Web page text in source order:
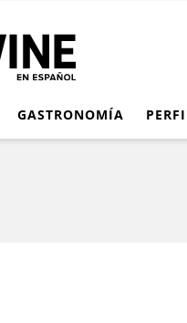
GASTRONOMÍA